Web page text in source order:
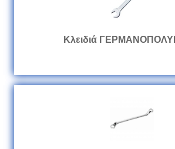
Κλειδιά